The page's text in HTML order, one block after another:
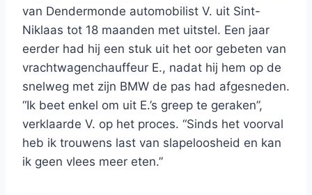
van Dendermonde automobilist V. uit Sint-
Niklaas tot 18 maanden met uitstel. Een jaar
eerder had hij een stuk uit het oor gebeten van
vrachtwagenchauffeur E., nadat hij hem op de
snelweg met zijn BMW de pas had afgesneden.
“Ik beet enkel om uit E.’s greep te geraken”,
verklaarde V. op het proces. “Sinds het voorval
heb ik trouwens last van slapeloosheid en kan
ik geen vlees meer eten.”